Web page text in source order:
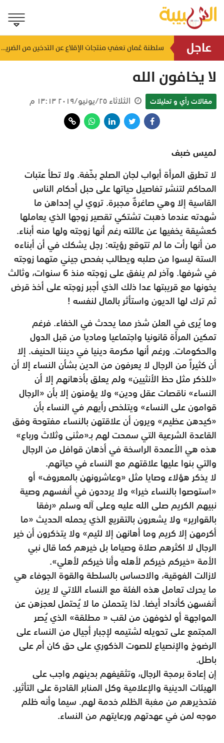
عاجل منذ ساعة سلطنة عُمان تعفي منتجات الإقلاع عن التدخين من الضريبة
لا يخافون الله
مقالات رأي و تحليلات الثلاثاء ٢٥/يونيو/٢٠١٩ ١٣:١٣ م
لميس ضبف
لا تطرق المرأة أبواب لجان الصلح بخّفة. ولا تطأ عتبات
المحاكم لتنشر تفاصيل حياتها على حبل أحكام الناس
القاسية إلا وهي صاغرةٌ مجبرة. تروي لي إحداهن ما
شهدته عندما ذهبت تشتكي تقصير زوجها الذي يعاملها
كعشيقة يخفيها عن عائلته رغم أنها زوجته ولها منه أبناء.
من أنها رأت ما لم تتوقع رؤيته: رجل يشكك في أن أبناءه
الستة ليسوا من صلبه ويطالب بفحص جيني متهما زوجته
في شرفها. وآخر لم ينفق على زوجته منذ 6 سنوات، وثالث
يخونها مع قريبتها عدا ذلك الذي أجبر زوجته على أخذ قرض
ثم ترك لها الديون واستأثر بالمال لنفسه !
وما يُرى في العلن شذر مما يحدث في الخفاء. فرغم
تمكين المرأة قانونيا واجتماعيا وماديا من قبل الدول
والحكومات. ورغم أنها مكرمة دينيا في ديننا الحنيف. إلا
أن كثيراً من الرجال لا يعرفون من الدين بشأن النساء إلا أن
«للذكر مثل حظ الأنثيين» ولم يعلق بأذهانهم إلا أن
النساء» ناقصات عقل ودين» ولا يؤمنون إلا بأن «الرجال
قوامون على النساء» ويتلخص رأيهم في النساء بأن
«كيدهن عظيم» ويرون أن علاقتهن بالنساء مفتوحة وفق
القاعدة الشرعية التي سمحت لهم بـ«مثنى وثلاث ورباع»
هذه هي الأعمدة الراسخة في أذهان قوافل من الرجال
والتي بنوا عليها علاقتهم مع النساء في حياتهم.
لا يذكر هؤلاء وصايا مثل «وعاشرونهن بالمعروف» أو
«استوصوا بالنساء خيرا» ولا يرددون في أنفسهم وصية
نبيهم الكريم صلى الله عليه وعلى آله وسلم «رفقا
بالقوارير» ولا يشعرون بالتقريع الذي يحمله الحديث «ما
أكرمهن إلا كريم وما أهانهن إلا لئيم» ولا يتذكرون أن خير
الرجال لا اكثرهم صلاة وصياما بل خيرهم كما قال نبي
الأمة «خيركم خيركم لأهله وأنا خيركم لأهلي».
لازالت الفوقية، والاحساس بالسلطة والقوة الجوفاء هي
ما يحرك تعامل هذه الفئة مع النساء اللاتي لا يرين
أنفسهن كأنداد أيضا. لذا يتحملن ما لا يُحتمل لعجزهن عن
المواجهة أو لخوفهن من لقب « مطلقة» الذي يُصر
المجتمع على تحويله لشتيمه لإجبار أجيال من النساء على
الرضوخ والإنصياع للصوت الذكوري على حق كان أم على
باطل.
إن إعادة برمجة الرجال، وتثقيفهم بدينهم واجب على
الهيئات الدينية والإعلامية وكل المنابر القادرة على التأثير.
فتحذيرهم من مغبة الظلم خدمة لهم. سيما وأنه ظلم
موجه لمن في عهدتهم ورعايتهم من النساء.